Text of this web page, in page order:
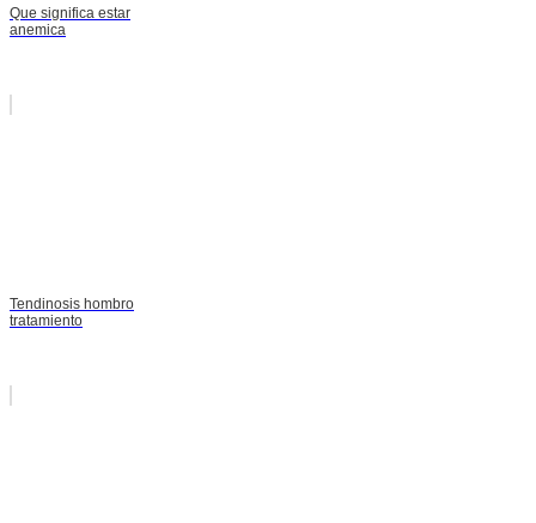
Que significa estar
anemica
Tendinosis hombro
tratamiento